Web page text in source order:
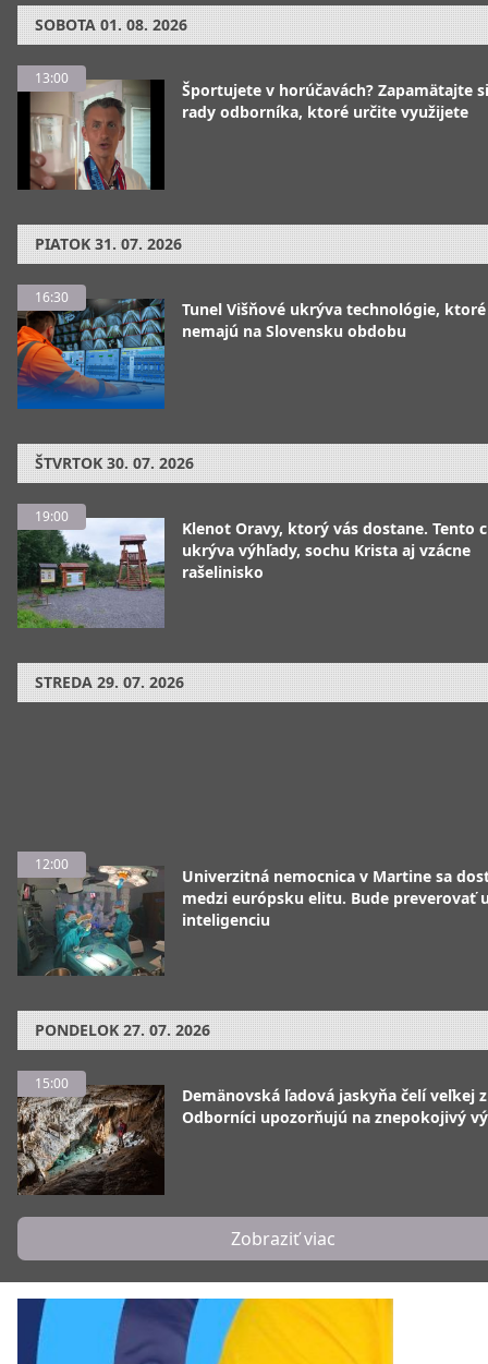
SOBOTA 01. 08. 2026
13:00
Športujete v horúčavách? Zapamätajte
rady odborníka, ktoré určite využijete
PIATOK 31. 07. 2026
16:30
Tunel Višňové ukrýva technológie, ktoré
nemajú na Slovensku obdobu
ŠTVRTOK 30. 07. 2026
19:00
Klenot Oravy, ktorý vás dostane. Tento
ukrýva výhľady, sochu Krista aj vzácne
rašelinisko
STREDA 29. 07. 2026
12:00
Univerzitná nemocnica v Martine sa
medzi európsku elitu. Bude preverovať
inteligenciu
PONDELOK 27. 07. 2026
15:00
Demänovská ľadová jaskyňa čelí veľkej
Odborníci upozorňujú na znepokojivý
Zobraziť viac